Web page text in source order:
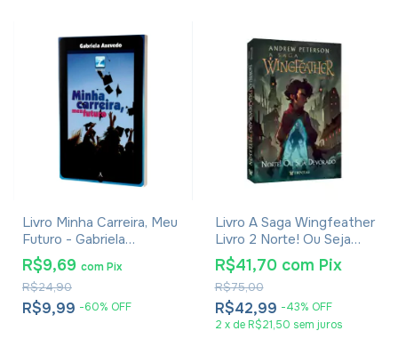
Livro Minha Carreira, Meu
Futuro - Gabriela
Azevedo
R$9,99 -60% OFF
R$24,90
R$9,69 comPix
Livro A Saga Wingfeather
Livro 2 Norte! Ou Seja
Devorado - Andrew
Peterson
R$42,99 -43% OFF
R$75,00
R$41,70 com Pix
2 x de R$21,50 sem juros